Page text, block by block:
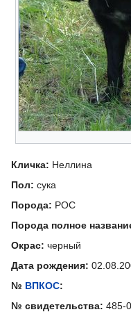
Кличка: Неллина
Пол: сука
Порода: РОС
Порода полное
Окрас: черный
Дата рождения:
№ ВПКОС:
№ свидетельства: 485-